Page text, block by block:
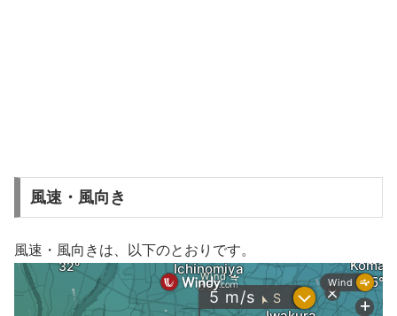
風速・風向き
風速・風向きは、以下のとおりです。